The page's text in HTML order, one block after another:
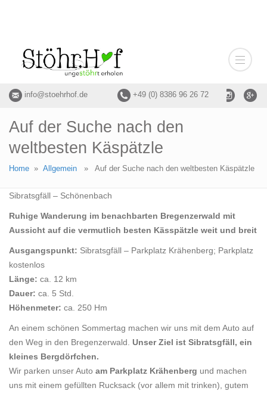
info@stoehrhof.de +49 (0) 8386 96 26 72
Auf der Suche nach den
weltbesten Käspätzle
Home » Allgemein » Auf der Suche nach den weltbesten Käspätzle
Sibratsgfäll – Schönenbach
Ruhige Wanderung im benachbarten Bregenzerwald mit
Aussicht auf die vermutlich besten Kässpätzle weit und breit
Ausgangspunkt: Sibratsgfäll – Parkplatz Krähenberg; Parkplatz
kostenlos
Länge: ca. 12 km
Dauer: ca. 5 Std.
Höhenmeter: ca. 250 Hm
An einem schönen Sommertag machen wir uns mit dem Auto auf
den Weg in den Bregenzerwald. Unser Ziel ist Sibratsgfäll, ein
kleines Bergdörfchen.
Wir parken unser Auto am Parkplatz Krähenberg und machen
uns mit einem gefüllten Rucksack (vor allem mit trinken), gutem